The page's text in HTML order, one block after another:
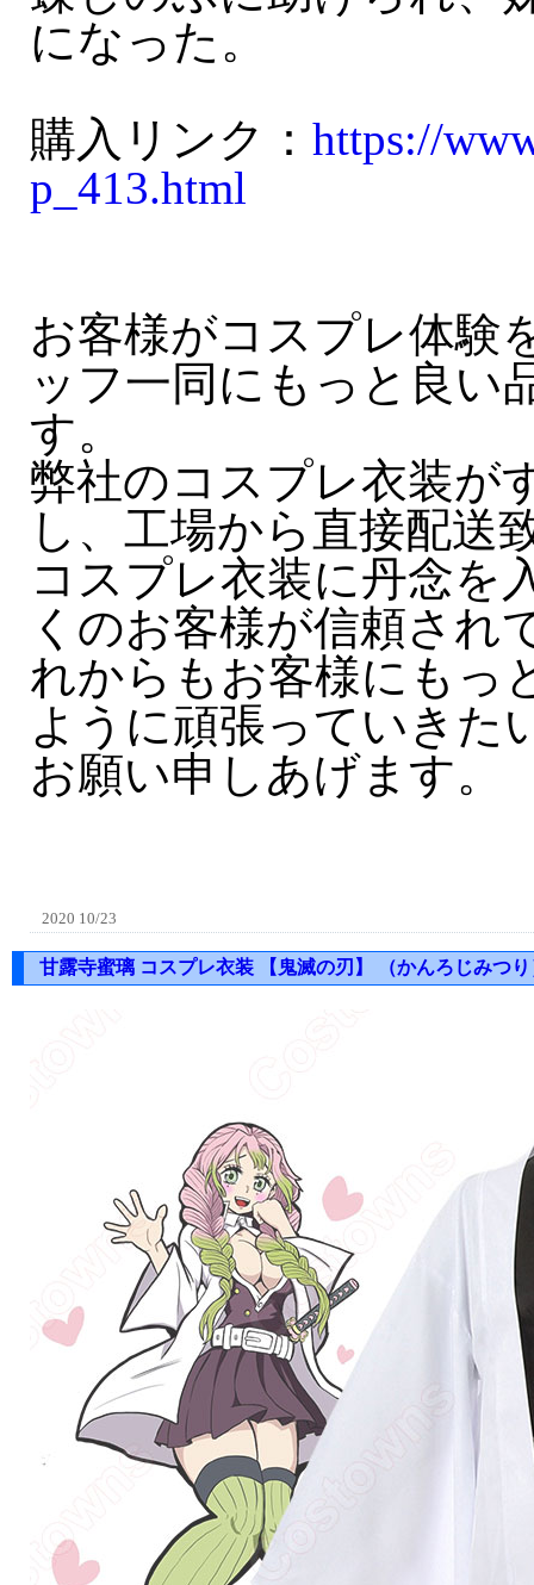
になった。
購入リンク： https://
p_413.html
お客様がコスプレ体験
ッフ一同にもっと良い
す。
弊社のコスプレ衣装が
し、工場から直接配送
コスプレ衣装に丹念を
くのお客様が信頼され
れからもお客様にもっ
ように頑張っていきた
お願い申しあげます。
2020 10/23
甘露寺蜜璃 コスプレ衣装 【鬼滅の刃】 （かんろじみつり